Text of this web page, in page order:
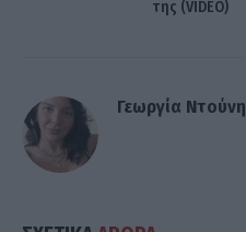
της (VIDEO)
Γεωργία Ντούνη